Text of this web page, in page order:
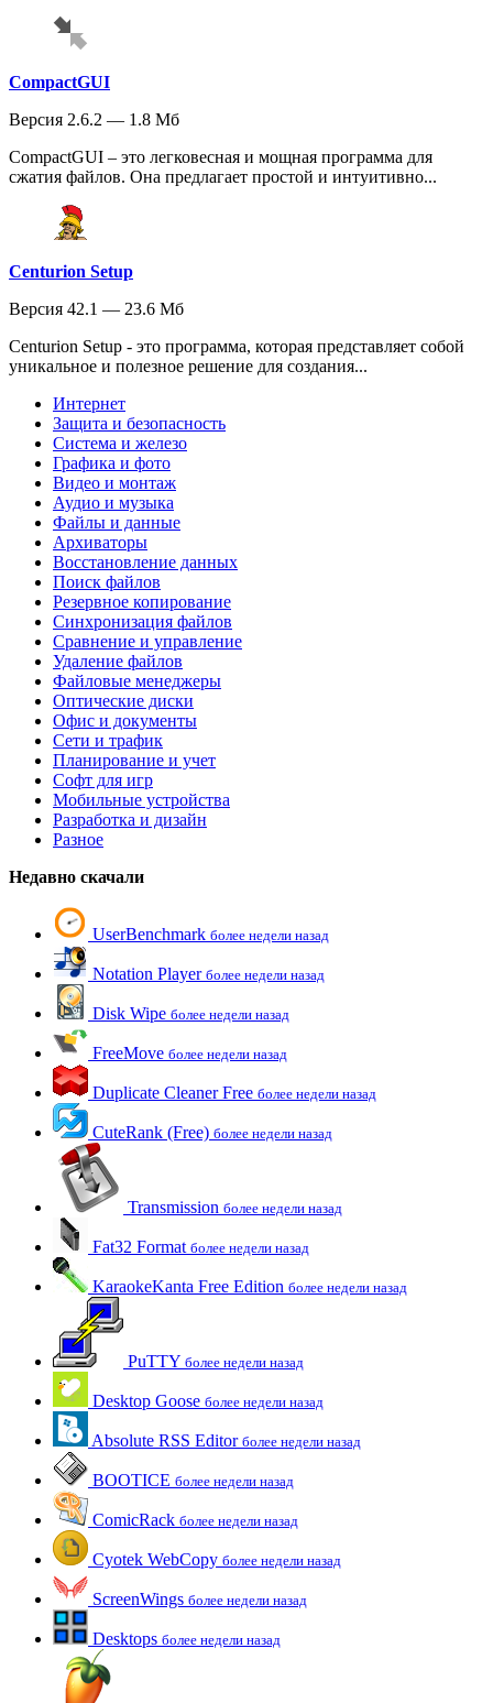
CompactGUI
Версия 2.6.2 — 1.8 Мб
CompactGUI – это легковесная и мощная программа для
сжатия файлов. Она предлагает простой и интуитивно...
Centurion Setup
Версия 42.1 — 23.6 Мб
Centurion Setup - это программа, которая представляет собой
уникальное и полезное решение для создания...
Интернет
Защита и безопасность
Система и железо
Графика и фото
Видео и монтаж
Аудио и музыка
Файлы и данные
Архиваторы
Восстановление данных
Поиск файлов
Резервное копирование
Синхронизация файлов
Сравнение и управление
Удаление файлов
Файловые менеджеры
Оптические диски
Офис и документы
Сети и трафик
Планирование и учет
Софт для игр
Мобильные устройства
Разработка и дизайн
Разное
Недавно скачали
UserBenchmark более недели назад
Notation Player более недели назад
Disk Wipe более недели назад
FreeMove более недели назад
Duplicate Cleaner Free более недели назад
CuteRank (Free) более недели назад
Transmission более недели назад
Fat32 Format более недели назад
KaraokeKanta Free Edition более недели назад
PuTTY более недели назад
Desktop Goose более недели назад
Absolute RSS Editor более недели назад
BOOTICE более недели назад
ComicRack более недели назад
Cyotek WebCopy более недели назад
ScreenWings более недели назад
Desktops более недели назад